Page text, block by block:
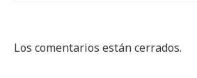
Los comentarios están cerrados.